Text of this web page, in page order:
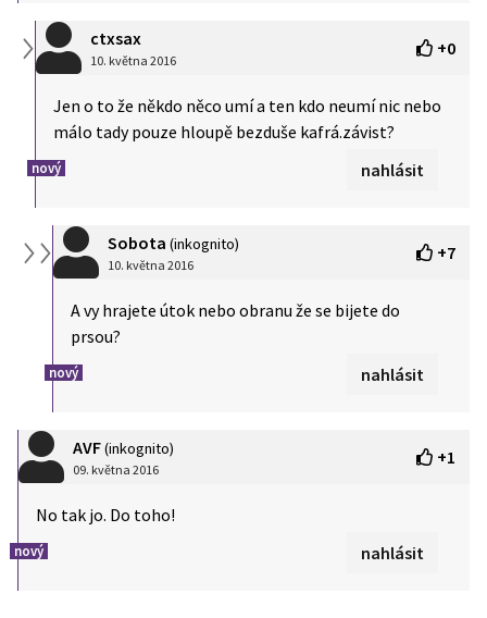
ctxsax
10. května 2016
+0
Jen o to že někdo něco umí a ten kdo neumí nic nebo
málo tady pouze hloupě bezduše kafrá.závist?
nový nahlásit
Sobota (inkognito)
10. května 2016
+7
A vy hrajete útok nebo obranu že se bijete do
prsou?
nový nahlásit
AVF(inkognito)
09. května 2016
+1
No tak jo. Do toho!
nový nahlásit